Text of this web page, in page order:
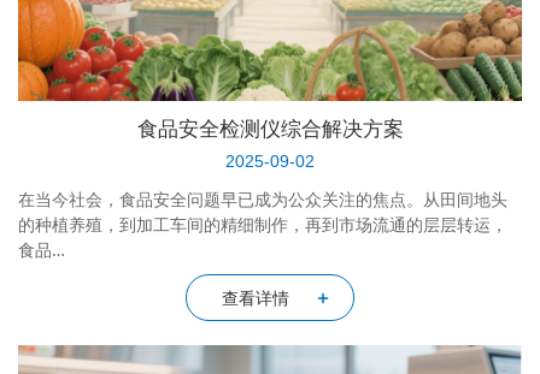
食品安全检测仪综合解决方案
2025-09-02
在当今社会，食品安全问题早已成为公众关注的焦点。从田间地头
的种植养殖，到加工车间的精细制作，再到市场流通的层层转运，
食品…
查看详情